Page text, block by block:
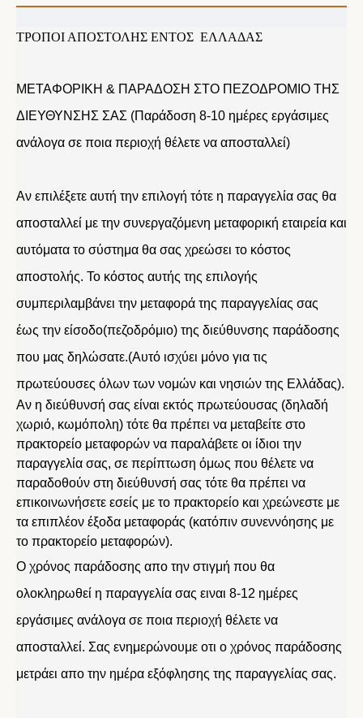
ΤΡΟΠΟΙ ΑΠΟΣΤΟΛΗΣ ΕΝΤΟΣ ΕΛΛΑΔΑΣ
ΜΕΤΑΦΟΡΙΚΗ & ΠΑΡΑΔΟΣΗ ΣΤΟ ΠΕΖΟΔΡΟΜΙΟ ΤΗΣ
ΔΙΕΥΘΥΝΣΗΣ ΣΑΣ (Παράδοση 8-10 ημέρες εργάσιμες
ανάλογα σε ποια περιοχή θέλετε να αποσταλλεί)
Αν επιλέξετε αυτή την επιλογή τότε η παραγγελία σας θα
αποσταλλεί με την συνεργαζόμενη μεταφορική εταιρεία και
αυτόματα το σύστημα θα σας χρεώσει το κόστος
αποστολής. Το κόστος αυτής της επιλογής
συμπεριλαμβάνει την μεταφορά της παραγγελίας σας
έως την είσοδο(πεζοδρόμιο) της διεύθυνσης παράδοσης
που μας δηλώσατε.(Αυτό ισχύει μόνο για τις
πρωτεύουσες όλων των νομών και νησιών της Ελλάδας).
Αν η διεύθυνσή σας είναι εκτός πρωτεύουσας (δηλαδή
χωριό, κωμόπολη) τότε θα πρέπει να μεταβείτε στο
πρακτορείο μεταφορών να παραλάβετε οι ίδιοι την
παραγγελία σας, σε περίπτωση όμως που θέλετε να
παραδοθούν στη διεύθυνσή σας τότε θα πρέπει να
επικοινωνήσετε εσείς με το πρακτορείο και χρεώνεστε με
τα επιπλέον έξοδα μεταφοράς (κατόπιν συνεννόησης με
το πρακτορείο μεταφορών).
Ο χρόνος παράδοσης απο την στιγμή που θα
ολοκληρωθεί η παραγγελία σας ειναι 8-12 ημέρες
εργάσιμες ανάλογα σε ποια περιοχή θέλετε να
αποσταλλεί. Σας ενημερώνουμε οτι ο χρόνος παράδοσης
μετράει απο την ημέρα εξόφλησης της παραγγελίας σας.